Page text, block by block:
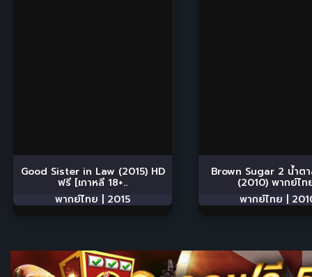
Good Sister in Law (2015) HD
ฟรี [เกาหลี 18+..
พากย์ไทย | 2015
Brown Sugar 2 น้ำต
(2010) พากย์ไท
พากย์ไทย |